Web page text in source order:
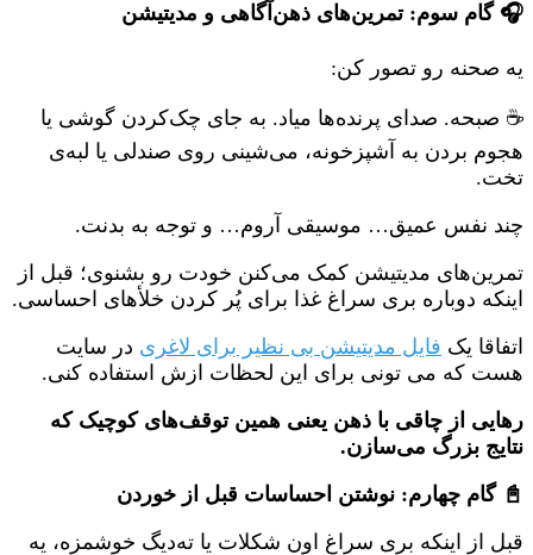
🎧 گام سوم: تمرین‌های ذهن‌آگاهی و مدیتیشن
یه صحنه رو تصور کن:
☕ صبحه. صدای پرنده‌ها میاد. به جای چک‌کردن گوشی یا
هجوم بردن به آشپزخونه، می‌شینی روی صندلی یا لبه‌ی
تخت.
چند نفس عمیق… موسیقی آروم… و توجه به بدنت.
تمرین‌های مدیتیشن کمک می‌کنن خودت رو بشنوی؛ قبل از
اینکه دوباره بری سراغ غذا برای پُر کردن خلأهای احساسی.
اتفاقا یک فایل مدیتیشن بی نظیر برای لاغری در سایت
هست که می تونی برای این لحظات ازش استفاده کنی.
رهایی از چاقی با ذهن یعنی همین توقف‌های کوچیک که
نتایج بزرگ می‌سازن.
📓 گام چهارم: نوشتن احساسات قبل از خوردن
قبل از اینکه بری سراغ اون شکلات یا ته‌دیگ خوشمزه، یه